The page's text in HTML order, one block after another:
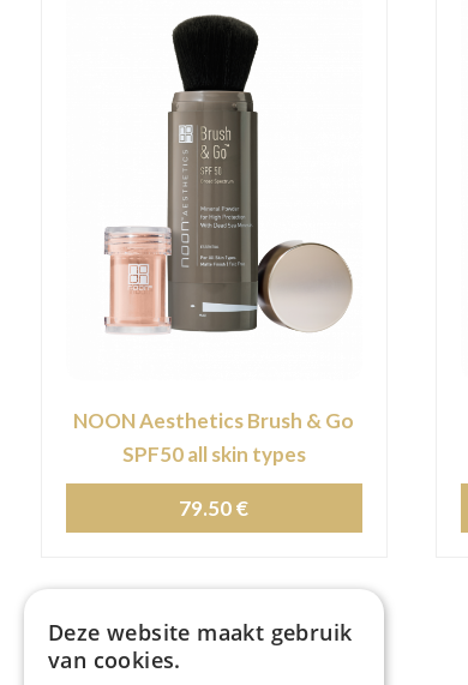
NOON Aesthetics Brush & Go
SPF50 all skin types
79.50 €
Deze website maakt gebruik
van cookies.